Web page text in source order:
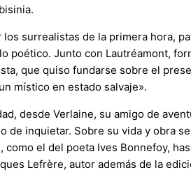
surrealistas de la primera hora,
poético. Junto con Lautréamont,
que quiso fundarse sobre el
místico en estado salvaje».
desde Verlaine, su amigo de
de inquietar. Sobre su vida y obra
el del poeta Ives Bonnefoy,
Lefrère, autor además de la